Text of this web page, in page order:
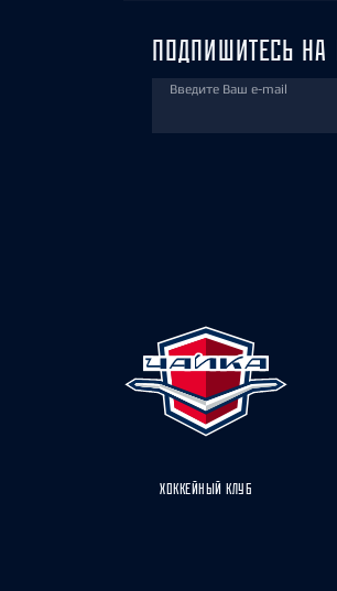
ПОДПИШИТЕСЬ НА
Введите Ваш e-mail
ХОККЕЙНЫЙ КЛУБ